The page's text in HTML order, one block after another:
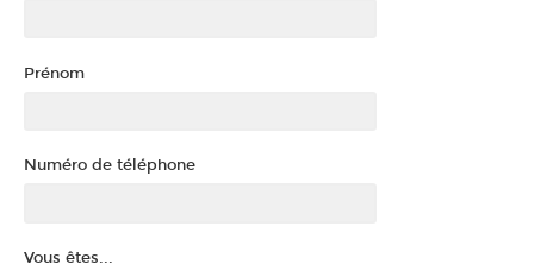
Prénom
Numéro de téléphone
Vous êtes...